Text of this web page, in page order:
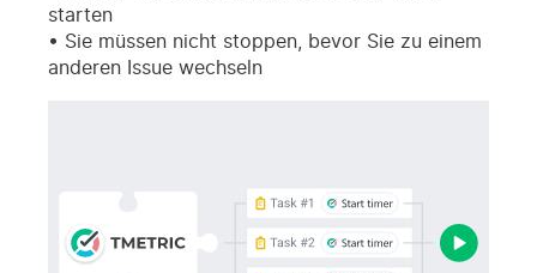
starten
Sie müssen nicht stoppen, bevor Sie zu einem
anderen Issue wechseln